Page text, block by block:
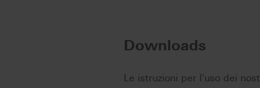
Downloads
Le istruzioni per l'uso dei